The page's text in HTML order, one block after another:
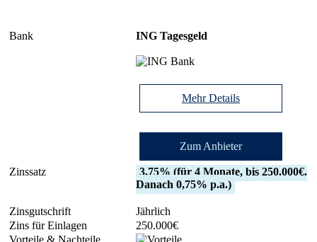
ING Tagesgeld
Mehr Details
Zum Anbieter
3,75% (für 4 Monate, bis 250.000€.
Danach 0,75% p.a.)
Jährlich
250.000€